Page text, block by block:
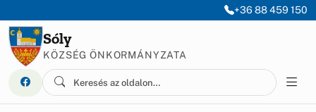
+36 88 459 150
Sóly
KÖZSÉG ÖNKORMÁNYZATA